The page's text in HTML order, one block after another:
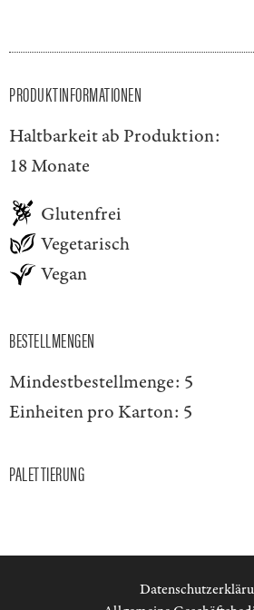
PRODUKTINFORMATIONEN
Haltbarkeit ab Produktion:
18 Monate
Glutenfrei
Vegetarisch
Vegan
BESTELLMENGEN
Mindestbestellmenge: 5
Einheiten pro Karton: 5
PALETTIERUNG